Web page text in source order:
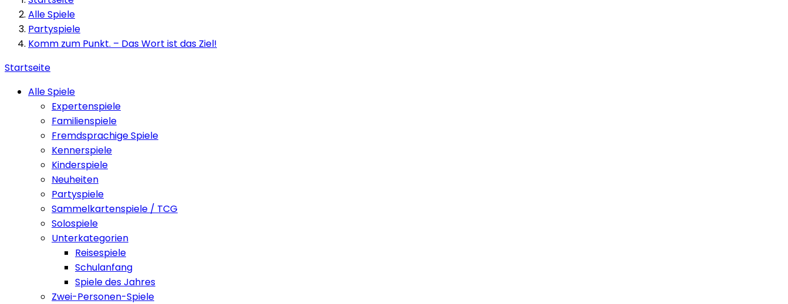
Alle Spiele
Partyspiele
Komm zum Punkt. – Das Wort ist das Ziel!
Startseite
Alle Spiele
Expertenspiele
Familienspiele
Fremdsprachige Spiele
Kennerspiele
Kinderspiele
Neuheiten
Partyspiele
Sammelkartenspiele / TCG
Solospiele
Unterkategorien
Reisespiele
Schulanfang
Spiele des Jahres
Zwei-Personen-Spiele